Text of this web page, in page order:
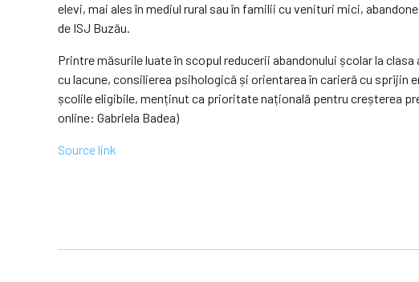
elevi, mai ales în mediul rural sau în familii cu venituri mici,
de ISJ Buzău.
Printre măsurile luate în scopul reducerii abandonului școlar la
cu lacune, consilierea psihologică și orientarea în carieră cu sprijin
școlile eligibile, menținut ca prioritate națională pentru creșterea
online: Gabriela Badea)
Source link